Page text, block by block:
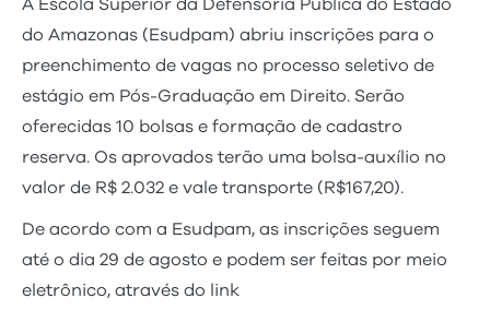
A Escola Superior da Defensoria Pública do Estado
do Amazonas (Esudpam) abriu inscrições para o
preenchimento de vagas no processo seletivo de
estágio em Pós-Graduação em Direito. Serão
oferecidas 10 bolsas e formação de cadastro
reserva. Os aprovados terão uma bolsa-auxílio no
valor de R$ 2.032 e vale transporte (R$167,20).
De acordo com a Esudpam, as inscrições seguem
até o dia 29 de agosto e podem ser feitas por meio
eletrônico, através do link